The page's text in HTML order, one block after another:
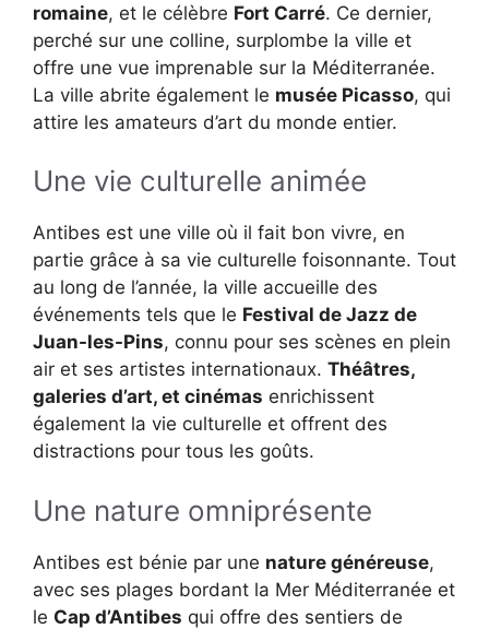
romaine, et le célèbre Fort Carré. Ce dernier,
perché sur une colline, surplombe la ville et
offre une vue imprenable sur la Méditerranée.
La ville abrite également le musée Picasso, qui
attire les amateurs d’art du monde entier.
Une vie culturelle animée
Antibes est une ville où il fait bon vivre, en
partie grâce à sa vie culturelle foisonnante. Tout
au long de l’année, la ville accueille des
événements tels que le Festival de Jazz de
Juan-les-Pins, connu pour ses scènes en plein
air et ses artistes internationaux. Théâtres,
galeries d’art, et cinémas enrichissent
également la vie culturelle et offrent des
distractions pour tous les goûts.
Une nature omniprésente
Antibes est bénie par une nature généreuse,
avec ses plages bordant la Mer Méditerranée et
le Cap d’Antibes qui offre des sentiers de